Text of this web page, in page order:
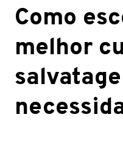
Como
melhor